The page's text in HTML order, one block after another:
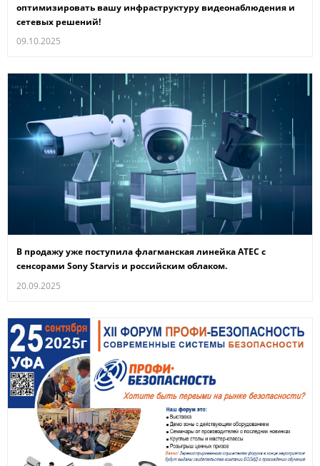
оптимизировать вашу инфраструктуру видеонаблюдения и
сетевых решений!
09.10.2025
В продажу уже поступила флагманская линейка ATEC с
сенсорами Sony Starvis и российским облаком.
20.09.2025